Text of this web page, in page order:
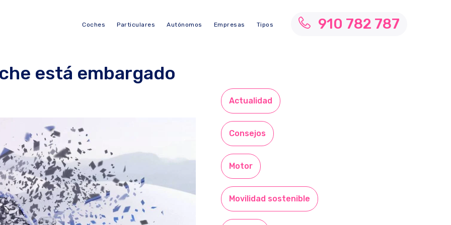
Coches Particulares Autónomos Empresas Tipos 910 782 787
está embargado
Actualidad
Consejos
Motor
Movilidad sostenible